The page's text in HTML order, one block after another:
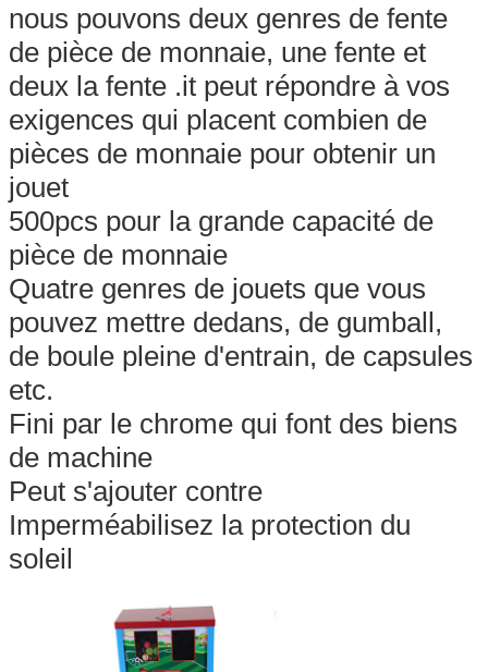
nous pouvons deux genres de fente
de pièce de monnaie, une fente et
deux la fente .it peut répondre à vos
exigences qui placent combien de
pièces de monnaie pour obtenir un
jouet
500pcs pour la grande capacité de
pièce de monnaie
Quatre genres de jouets que vous
pouvez mettre dedans, de gumball,
de boule pleine d'entrain, de capsules
etc.
Fini par le chrome qui font des biens
de machine
Peut s'ajouter contre
Imperméabilisez la protection du
soleil